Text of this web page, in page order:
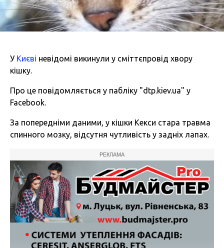
У Києві невідомі викинули у сміттєпровід хвору
кішку.
Про це повідомляється у пабліку "dtp.kiev.ua" у
Facebook.
За попередніми даними, у кішки Кекси стара травма
спинного мозку, відсутня чутливість у задніх лапах.
РЕКЛАМА